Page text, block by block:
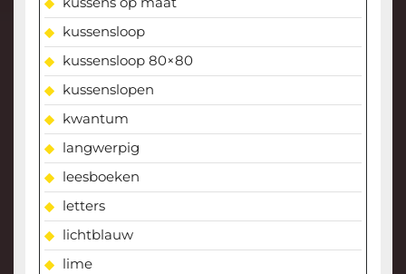
kussensloop
kussensloop 80×80
kussenslopen
kwantum
langwerpig
leesboeken
letters
lichtblauw
lime